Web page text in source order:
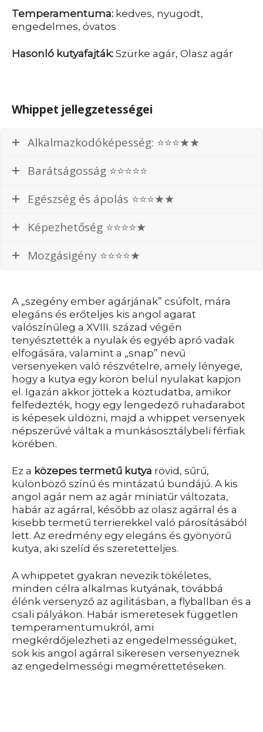
Temperamentuma: kedves, nyugodt,
engedelmes, óvatos
Hasonló kutyafajták: Szürke agár, Olasz agár
Whippet jellegzetességei
Alkalmazkodóképesség: ⭐⭐⭐★★
Barátságosság ⭐⭐⭐⭐⭐
Egészség és ápolás ⭐⭐⭐★★
Képezhetőség ⭐⭐⭐⭐★
Mozgásigény ⭐⭐⭐⭐★
A „szegény ember agárjának” csúfolt, mára
elegáns és erőteljes kis angol agarat
valószínűleg a XVIII. század végén
tenyésztették a nyulak és egyéb apró vadak
elfogására, valamint a „snap” nevű
versenyeken való részvételre, amely lényege,
hogy a kutya egy körön belül nyulakat kapjon
el. Igazán akkor jöttek a köztudatba, amikor
felfedezték, hogy egy lengedező ruhadarabot
is képesek üldözni, majd a whippet versenyek
népszerűvé váltak a munkásosztálybeli férfiak
körében.
Ez a közepes termetű kutya rövid, sűrű,
különböző színű és mintázatú bundájú. A kis
angol agár nem az agár miniatűr változata,
habár az agárral, később az olasz agárral és a
kisebb termetű terrierekkel való párosításából
lett. Az eredmény egy elegáns és gyönyörű
kutya, aki szelíd és szeretetteljes.
A whippetet gyakran nevezik tökéletes,
minden célra alkalmas kutyának, továbbá
élénk versenyző az agilitásban, a flyballban és a
csali pályákon. Habár ismeretesek független
temperamentumukról, ami
megkérdőjelezheti az engedelmességüket,
sok kis angol agárral sikeresen versenyeznek
az engedelmességi megmérettetéseken.